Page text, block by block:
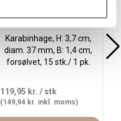
Karabinhage, H: 3,7 cm,
diam. 37 mm, B: 1,4 cm,
forsølvet, 15 stk./ 1 pk.
119,95 kr. / stk
(149,94 kr. inkl. moms)